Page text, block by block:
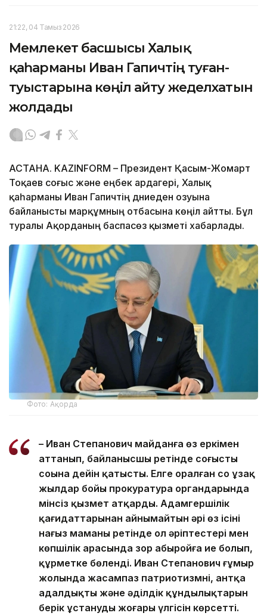
21:22, 04 Тамыз 2026
Мемлекет басшысы Халық
қаһарманы Иван Гапичтің туған-
туыстарына көңіл айту жеделхатын
жолдады
АСТАНА. KAZINFORM – Президент Қасым-Жомарт
Тоқаев соғыс және еңбек ардагері, Халық
қаһарманы Иван Гапичтің дүниеден озуына
байланысты марқұмның отбасына көңіл айтты. Бұл
туралы Ақорданың баспасөз қызметі хабарлады.
Фото: Ақорда
– Иван Степанович майданға өз еркімен
аттанып, байланысшы ретінде соғыстың
соңына дейін қатысты. Елге оралған соң ұзақ
жылдар бойы прокуратура органдарында
мінсіз қызмет атқарды. Адамгершілік
қағидаттарынан айнымайтын әрі өз ісінің
нағыз маманы ретінде ол әріптестері мен
көпшілік арасында зор абыройға ие болып,
құрметке бөленді. Иван Степанович ғұмыр
жолында жасампаз патриотизмнің, антқа
адалдықтың және әділдік құндылықтарын
берік ұстанудың жоғары үлгісін көрсетті.